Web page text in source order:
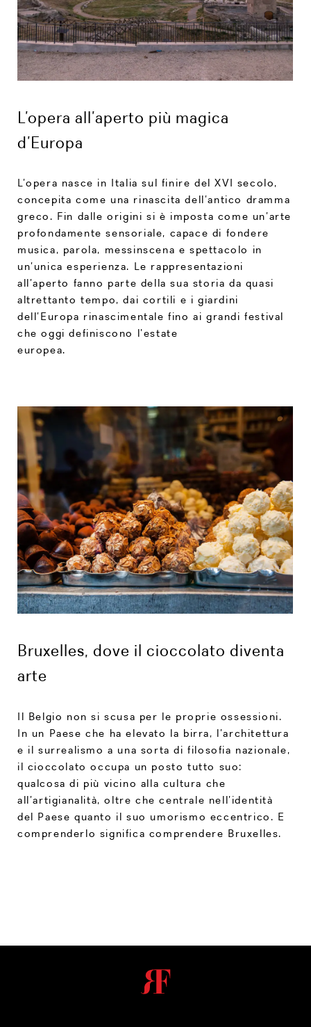
L’opera all’aperto più magica
d’Europa
L’opera nasce in Italia sul finire del XVI secolo,
concepita come una rinascita dell’antico dramma
greco. Fin dalle origini si è imposta come un’arte
profondamente sensoriale, capace di fondere
musica, parola, messinscena e spettacolo in
un’unica esperienza. Le rappresentazioni
all’aperto fanno parte della sua storia da quasi
altrettanto tempo, dai cortili e i giardini
dell’Europa rinascimentale fino ai grandi festival
che oggi definiscono l’estate
europea.
Bruxelles, dove il cioccolato diventa
arte
Il Belgio non si scusa per le proprie ossessioni.
In un Paese che ha elevato la birra, l’architettura
e il surrealismo a una sorta di filosofia nazionale,
il cioccolato occupa un posto tutto suo:
qualcosa di più vicino alla cultura che
all’artigianalità, oltre che centrale nell’identità
del Paese quanto il suo umorismo eccentrico. E
comprenderlo significa comprendere Bruxelles.